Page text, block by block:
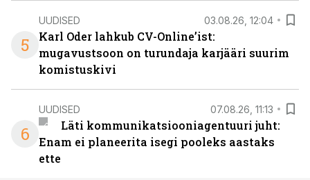
5
UUDISED 03.08.26, 12:04
Karl Oder lahkub CV-Online’ist:
mugavustsoon on turundaja karjääri suurim
komistuskivi
6
UUDISED 07.08.26, 11:13
Läti kommunikatsiooniagentuuri juht:
Enam ei planeerita isegi pooleks aastaks
ette